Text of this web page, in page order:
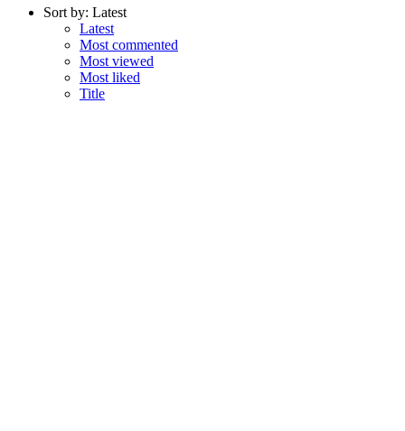
Sort by: Latest
Latest
Most commented
Most viewed
Most liked
Title